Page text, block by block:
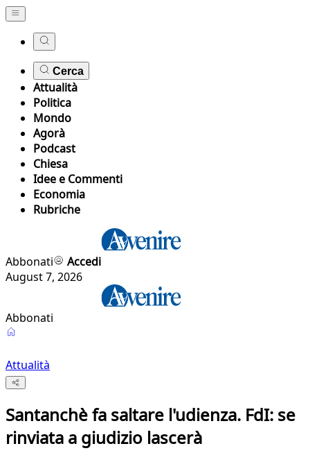
Cerca
Attualità
Politica
Mondo
Agorà
Podcast
Chiesa
Idee e Commenti
Economia
Rubriche
Abbonati
Accedi
August 7, 2026
Abbonati
Attualità
Santanchè fa saltare l'udienza. FdI: se
rinviata a giudizio lascerà